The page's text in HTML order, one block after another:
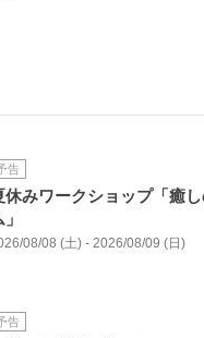
告
休みワークショップ「癒
08/08 (土) - 2026/08/09 (日)
告